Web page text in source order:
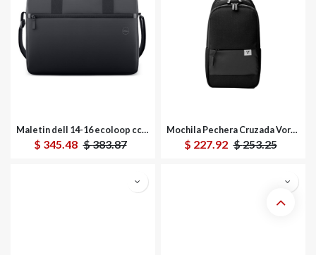
Maletin dell 14-16 ecoloop cc3624
$ 345.48 $383.87
Mochila Pechera Cruzada Vorago CB-300 De Polyester
$ 227.92 $253.25